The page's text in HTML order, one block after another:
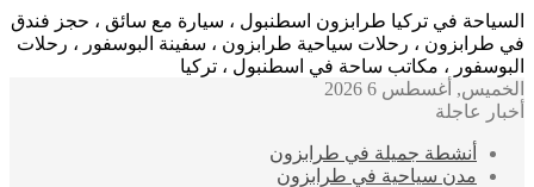
السياحة في تركيا طرابزون اسطنبول ، سيارة مع سائق ، حجز فندق
في طرابزون ، رحلات سياحية طرابزون ، سفينة البوسفور ، رحلات
البوسفور ، مكاتب ساحة في اسطنبول ، تركيا
الخميس, أغسطس 6 2026
أخبار عاجلة
أنشطة جميلة في طرابزون
مدن سياحية في طرابزون